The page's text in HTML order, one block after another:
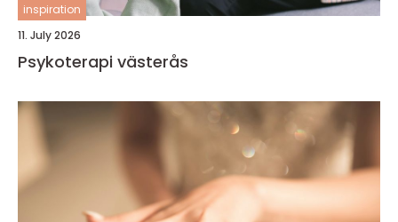
inspiration
11. July 2026
Psykoterapi västerås